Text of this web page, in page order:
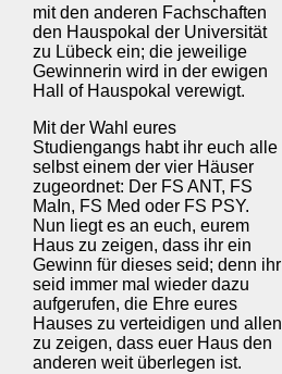
mit den anderen Fachschaften
den Hauspokal der Universität
zu Lübeck ein; die jeweilige
Gewinnerin wird in der ewigen
Hall of Hauspokal verewigt.
Mit der Wahl eures
Studiengangs habt ihr euch alle
selbst einem der vier Häuser
zugeordnet: Der FS ANT, FS
MaIn, FS Med oder FS PSY.
Nun liegt es an euch, eurem
Haus zu zeigen, dass ihr ein
Gewinn für dieses seid; denn ihr
seid immer mal wieder dazu
aufgerufen, die Ehre eures
Hauses zu verteidigen und allen
zu zeigen, dass euer Haus den
anderen weit überlegen ist.